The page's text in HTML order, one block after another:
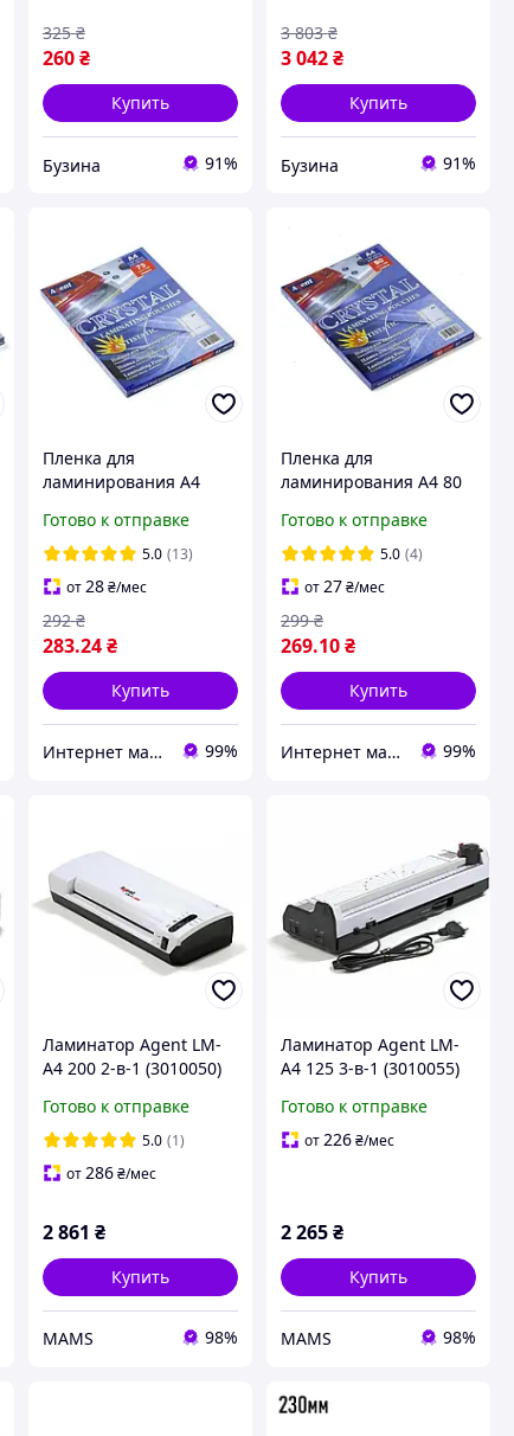
260 ₴
325 ₴
Купить
Бузина 91%
3 042₴
3 803 ₴
Купить
Бузина 91%
Пленка для
ламинирования А4
Agent Crysta Antistatic,
3140007 глянцевая
Пленка
ламинационная
Готово к отправке
5.0 (13)
от 28 ₴/мес
283.24 ₴
292 ₴
Купить
Интернет магазин ТерЛайн 99%
Пленка для
ламинирования А4 80
Antistatic глянцевая
Пленка
ламинационная
Готово к отправке
5.0 (4)
от 27₴/мес
269.10₴
299 ₴
Купить
Интернет магазин ТерЛайн 99%
Ламинатор Agent LM-
A4 200 2-в-1 (3010050)
Готово к отправке
5.0 (1)
от286 ₴/мес
2 861 ₴
Купить
MAMS 98%
Ламинатор Agent LM-
A4 125 3-в-1 (3010055)
Готово к отправке
от226₴/мес
2 265₴
Купить
MAMS 98%